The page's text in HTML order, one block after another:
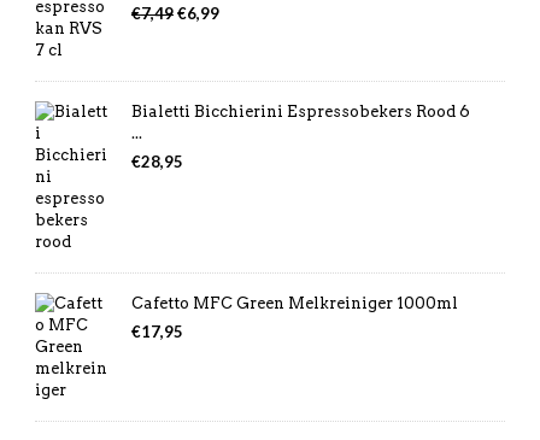
€7,49 Oorspronkelijke
€6,99Huidige
Bialetti Bicchierini Espressobekers Rood 6
...
€28,95
Cafetto MFC Green Melkreiniger 1000ml
€17,95